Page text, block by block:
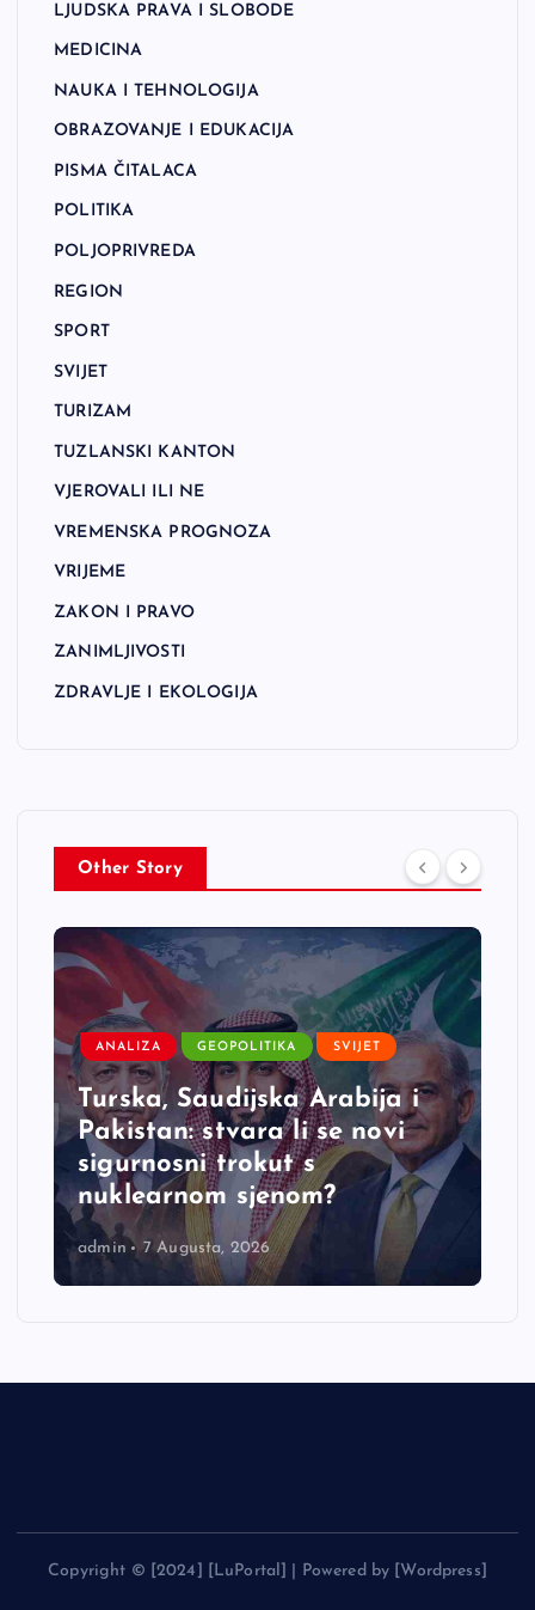
LJUDSKA PRAVA I SLOBODE
MEDICINA
NAUKA I TEHNOLOGIJA
OBRAZOVANJE I EDUKACIJA
PISMA ČITALACA
POLITIKA
POLJOPRIVREDA
REGION
SPORT
SVIJET
TURIZAM
TUZLANSKI KANTON
VJEROVALI ILI NE
VREMENSKA PROGNOZA
VRIJEME
ZAKON I PRAVO
ZANIMLJIVOSTI
ZDRAVLJE I EKOLOGIJA
Other Story
ANALIZA GEOPOLITIKA SVIJET
Turska, Saudijska Arabija i
Pakistan: stvara li se novi
sigurnosni trokut s
nuklearnom sjenom?
admin 7 Augusta, 2026
Copyright © [2024] [LuPortal] | Powered by [Wordpress]